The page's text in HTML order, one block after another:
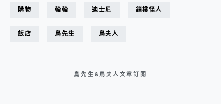
購物 輪輪 迪士尼 鐘樓怪人
飯店 鳥先生 鳥夫人
鳥先生&鳥夫人文章訂閱